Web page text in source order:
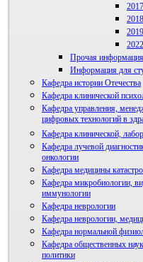
Прочая информация
Информация для
Кафедра истории Отечества
Кафедра клинической
Кафедра управления,
цифровых технологий в
Кафедра клинической,
Кафедра лучевой
онкологии
Кафедра медицины
Кафедра микробиологии,
иммунологии
Кафедра неврологии
Кафедра неврологии,
Кафедра нормальной
Кафедра общественных
политики